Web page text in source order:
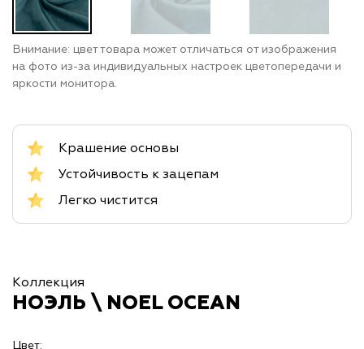
Внимание: цвет товара может отличаться от изображения
на фото из-за индивидуальных настроек цветопередачи и
яркости монитора.
Крашение основы
Устойчивость к зацепам
Легко чистится
Коллекция
НОЭЛЬ \ NOEL OCEAN
Цвет: